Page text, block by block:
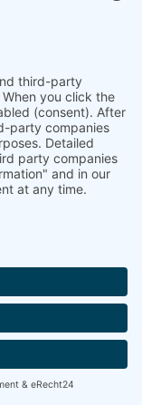
Wie kann ich dir
SKONTAKTUJ